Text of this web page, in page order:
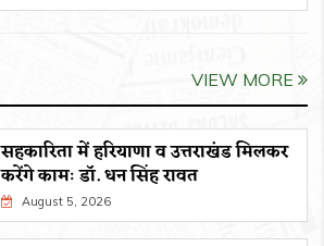
VIEW MORE
सहकारिता में हरियाणा व उत्तराखंड मिलकर
करेंगे कामः डाॅ. धन सिंह रावत
August 5, 2026